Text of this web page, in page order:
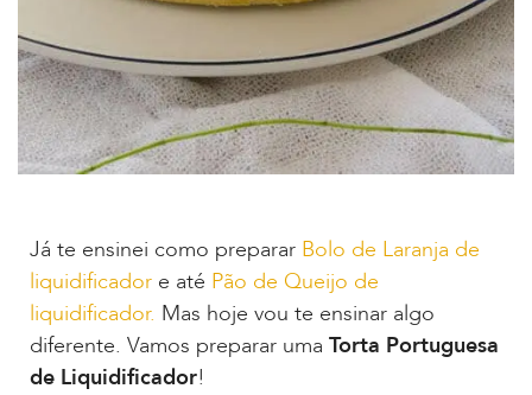
Já te ensinei como preparar Bolo de Laranja de
liquidificador e até Pão de Queijo de
liquidificador. Mas hoje vou te ensinar algo
diferente. Vamos preparar uma Torta Portuguesa
de Liquidificador!